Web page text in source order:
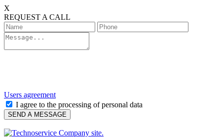
X
REQUEST A CALL
Users agreement
I agree to the processing of personal data